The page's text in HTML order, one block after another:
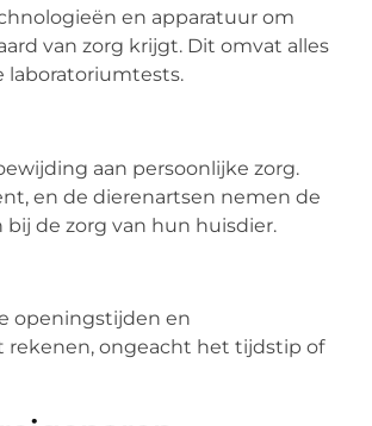
en apparatuur om
van zorg krijgt. Dit omvat alles
laboratoriumtests.
aan persoonlijke zorg.
en de dierenartsen nemen de
de zorg van hun huisdier.
openingstijden en
ongeacht het tijdstip of